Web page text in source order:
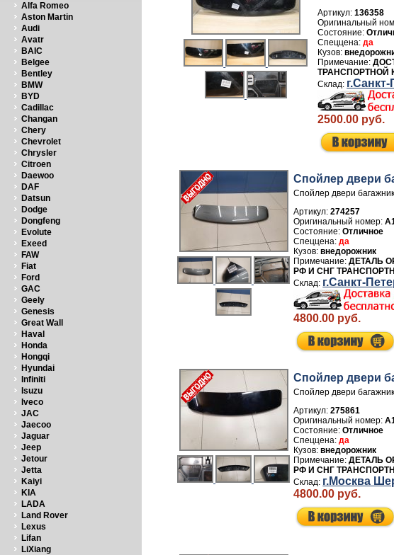
Alfa Romeo
Aston Martin
Audi
Avatr
BAIC
Belgee
Bentley
BMW
BYD
Cadillac
Changan
Chery
Chevrolet
Chrysler
Citroen
Daewoo
DAF
Datsun
Dodge
Dongfeng
Evolute
Exeed
FAW
Fiat
Ford
GAC
Geely
Genesis
Great Wall
Haval
Honda
Hongqi
Hyundai
Infiniti
Isuzu
Iveco
JAC
Jaecoo
Jaguar
Jeep
Jetour
Jetta
Kaiyi
KIA
LADA
Land Rover
Lexus
Lifan
LiXiang
Артикул:136358
да
ТРАНСПОРТНОЙ
2500.00 руб.
Спойлер двери
Спойлер двери
Артикул:274257
Отличное
да
внедорожник
ДЕТАЛЬ
РФ И СНГ
г.Санкт-
4800.00 руб.
Спойлер двери
Спойлер двери
Артикул:275861
Отличное
да
внедорожник
ДЕТАЛЬ
РФ И СНГ
г.Москва
4800.00 руб.